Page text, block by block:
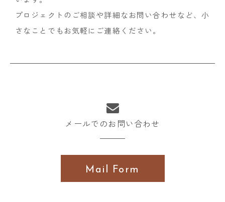
プロジェクトのご相談や詳細なお問い合わせなど、 ​​​​​​​小
さなことでもお気軽にご連絡ください。
メールでのお問い合わせ
Mail Form